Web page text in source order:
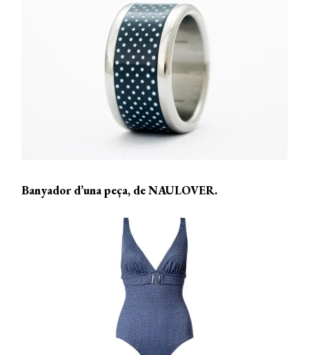
Banyador d’una peça, de NAULOVER.